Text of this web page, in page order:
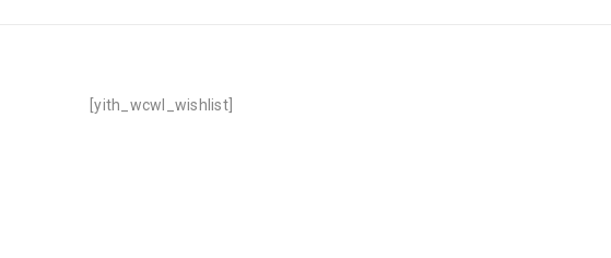
[yith_wcwl_wishlist]